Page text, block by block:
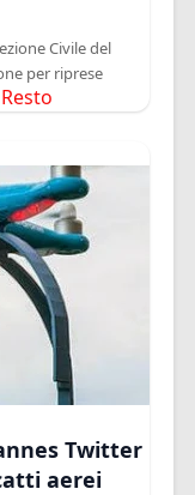
Civile del
per riprese
Twitter
aerei